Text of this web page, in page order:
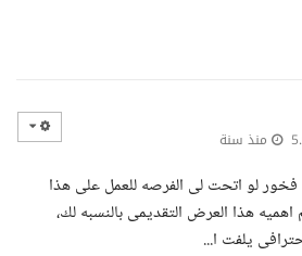
منذ سنة
لو اتحت لى الفرصه للعمل على هذا
هذا العرض التقديمى بالنسبه لك،
يلفت ا...